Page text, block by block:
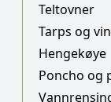
Teltovner
Tarps og
Hengekøye
Poncho og